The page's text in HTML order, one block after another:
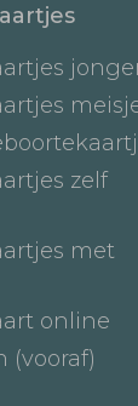
zelf
met
online
(vooraf)